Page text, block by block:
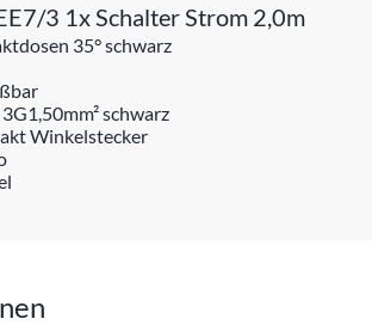
3 1x Schalter Strom 2,0m
35° schwarz
schwarz
Winkelstecker